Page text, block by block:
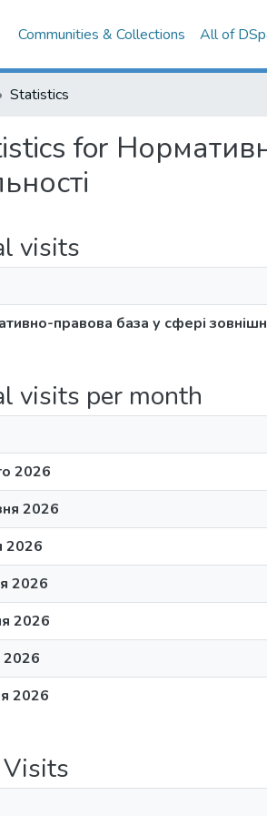
Communities & Collections All of
Statistics
for
visits
правова база у сфері
visits per month
2026
2026
2026
2026
2026
2026
2026